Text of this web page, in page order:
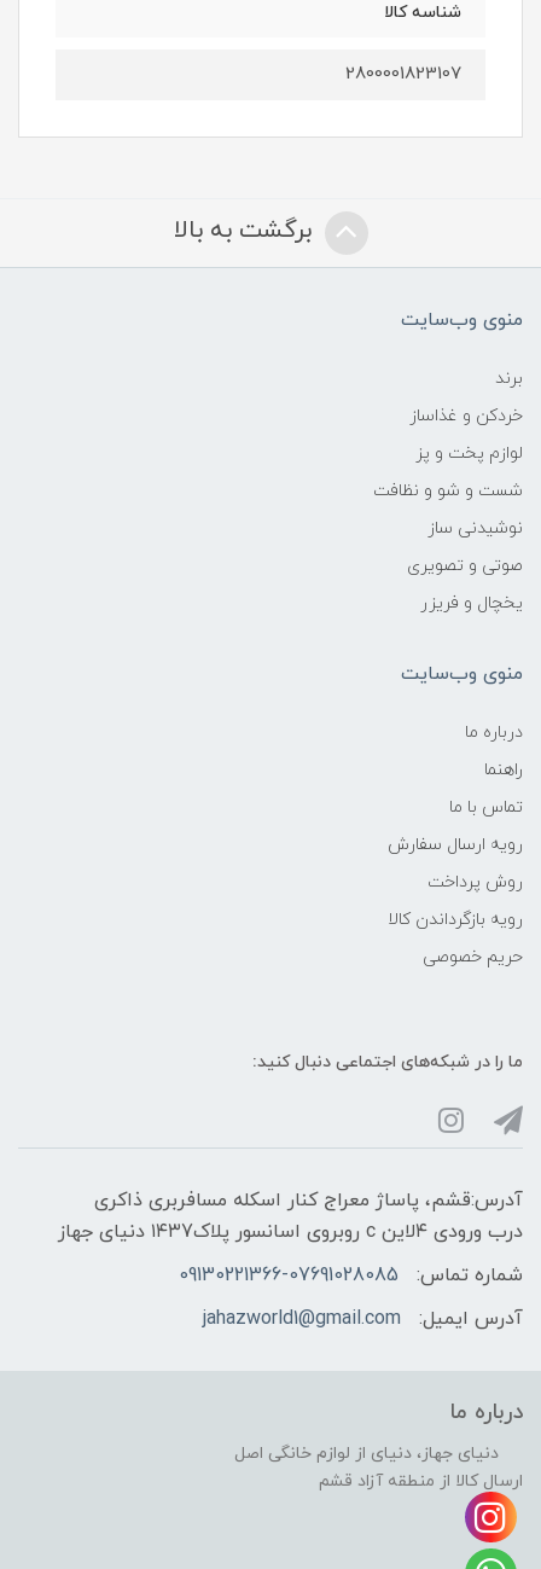
شناسه کالا
2800001823107
برگشت به بالا
منوی وب‌سایت
برند
خردکن و غذاساز
لوازم پخت و پز
شست و شو و نظافت
نوشیدنی ساز
صوتی و تصویری
یخچال و فریزر
منوی وب‌سایت
درباره ما
راهنما
تماس با ما
رویه ارسال سفارش
روش پرداخت
رویه‌ بازگرداندن کالا
حریم خصوصی
ما را در شبکه‌های اجتماعی دنبال کنید:
آدرس:قشم، پاساژ معراج کنار اسکله مسافربری ذاکری
درب ورودی ۴لاین c روبروی اسانسور پلاک۱۴۳7 دنیای جهاز
شماره تماس:
09130221366-07691028085
آدرس ایمیل:
jahazworld1@gmail.com
درباره ما
دنیای جهاز، دنیای از لوازم خانگی اصل
ارسال کالا از منطقه آزاد قشم